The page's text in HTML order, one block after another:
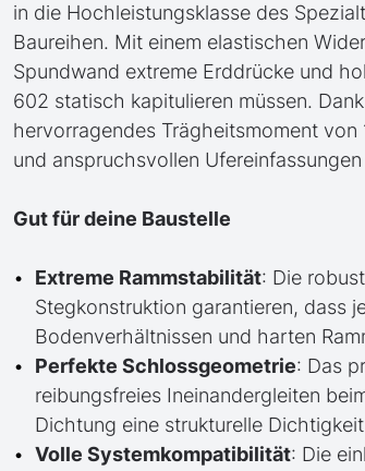
in die Hochleistungsklasse des
Baureihen. Mit einem elastischen
Spundwand extreme Erddrücke und
602 statisch kapitulieren müssen.
hervorragendes Trägheitsmoment von
und anspruchsvollen
Gut für deine Baustelle
Extreme Rammstabilität: Die
Stegkonstruktion garantieren, dass
Bodenverhältnissen und harten
Perfekte Schlossgeometrie: Das
reibungsfreies Ineinandergleiten
Dichtung eine strukturelle
Volle Systemkompatibilität: Die